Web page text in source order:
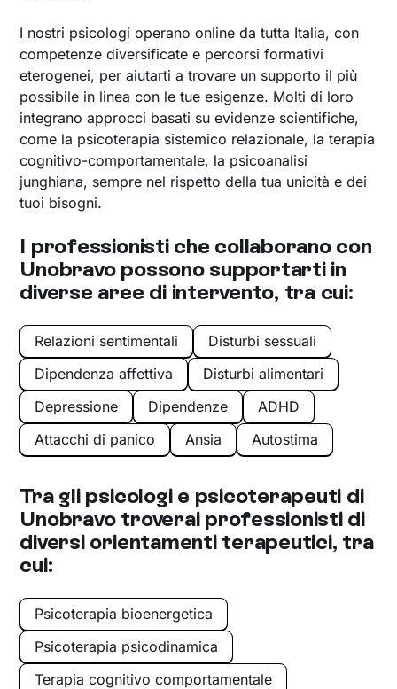
I nostri psicologi operano online da tutta Italia, con
competenze diversificate e percorsi formativi
eterogenei, per aiutarti a trovare un supporto il più
possibile in linea con le tue esigenze. Molti di loro
integrano approcci basati su evidenze scientifiche,
come la psicoterapia sistemico relazionale, la terapia
cognitivo-comportamentale, la psicoanalisi
junghiana, sempre nel rispetto della tua unicità e dei
tuoi bisogni.
I professionisti che collaborano con
Unobravo possono supportarti in
diverse aree di intervento, tra cui:
Relazioni sentimentali
Disturbi sessuali
Dipendenza affettiva
Disturbi alimentari
Depressione
Dipendenze
ADHD
Attacchi di panico
Ansia Autostima
Tra gli psicologi e psicoterapeuti di
Unobravo troverai professionisti di
diversi orientamenti terapeutici, tra
cui:
Psicoterapia bioenergetica
Psicoterapia psicodinamica
Terapia cognitivo comportamentale